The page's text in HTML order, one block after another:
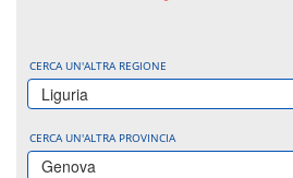
CERCA UN'ALTRA REGIONE
Liguria
CERCA UN'ALTRA PROVINCIA
Genova